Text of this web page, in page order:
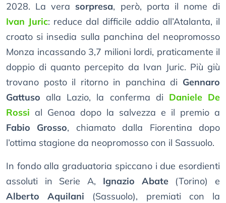
2028. La vera sorpresa, però, porta il nome di
Ivan Juric: reduce dal difficile addio all’Atalanta, il
croato si insedia sulla panchina del neopromosso
Monza incassando 3,7 milioni lordi, praticamente il
doppio di quanto percepito da Ivan Juric. Più giù
trovano posto il ritorno in panchina di Gennaro
Gattuso alla Lazio, la conferma di Daniele De
Rossi al Genoa dopo la salvezza e il premio a
Fabio Grosso, chiamato dalla Fiorentina dopo
l’ottima stagione da neopromosso con il Sassuolo.
In fondo alla graduatoria spiccano i due esordienti
assoluti in Serie A, Ignazio Abate(Torino) e
Alberto Aquilani (Sassuolo), premiati con la